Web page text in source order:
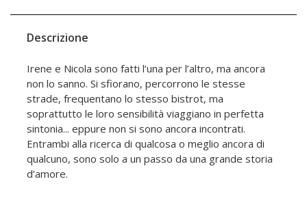
Descrizione
Irene e Nicola sono fatti l’una per l’altro, ma ancora
non lo sanno. Si sfiorano, percorrono le stesse
strade, frequentano lo stesso bistrot, ma
soprattutto le loro sensibilità viaggiano in perfetta
sintonia... eppure non si sono ancora incontrati.
Entrambi alla ricerca di qualcosa o meglio ancora di
qualcuno, sono solo a un passo da una grande storia
d’amore.